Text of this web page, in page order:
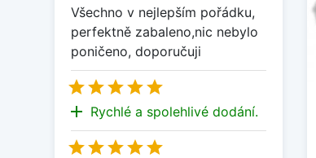
Všechno v nejlepším pořádku,
perfektně zabaleno,nic nebylo
poničeno, doporučuji

add Rychlé a spolehlivé dodání.
